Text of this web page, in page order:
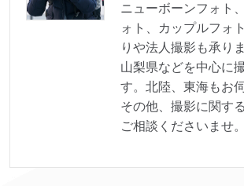
ニューボーンフォト
ォト、カップルフォ
りや法人撮影も承り
山梨県などを中心に
す。北陸、東海もお
その他、撮影に関す
ご相談くださいませ。